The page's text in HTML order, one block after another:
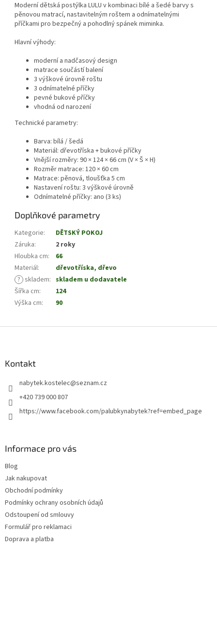
Moderní dětská postýlka LULU v kombinaci bílé a šedé barvy s
pěnovou matrací, nastavitelným roštem a odnímatelnými
příčkami pro bezpečný a pohodlný spánek miminka.
Hlavní výhody:
moderní a nadčasový design
matrace součástí balení
3 výškové úrovně roštu
3 odnímatelné příčky
pevné bukové příčky
vhodná od narození
Technické parametry:
Barva: bílá / šedá
Materiál: dřevotříska + bukové příčky
Vnější rozměry: 90 × 124 × 66 cm (V × Š × H)
Rozměr matrace: 120 × 60 cm
Matrace: pěnová, tloušťka 5 cm
Nastavení roštu: 3 výškové úrovně
Odnímatelné příčky: ano (3 ks)
Doplňkové parametry
Kategorie:
DĚTSKÝ POKOJ
Záruka:
2 roky
Hloubka cm:
66
Materiál:
dřevotříska, dřevo
? skladem: skladem u dodavatele
Šířka cm:
124
Výška cm: 90
Kontakt
nabytek.kostelec@seznam.cz
+420 739 000 807
https://www.facebook.com/palubkynabytek?ref=embed_page
Informace pro vás
Blog
Jak nakupovat
Obchodní podmínky
Podmínky ochrany osobních údajů
Odstoupení od smlouvy
Formulář pro reklamaci
Doprava a platba